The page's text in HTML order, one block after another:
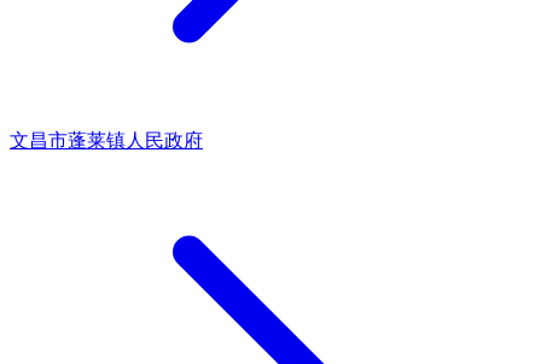
文昌市蓬莱镇人民政府